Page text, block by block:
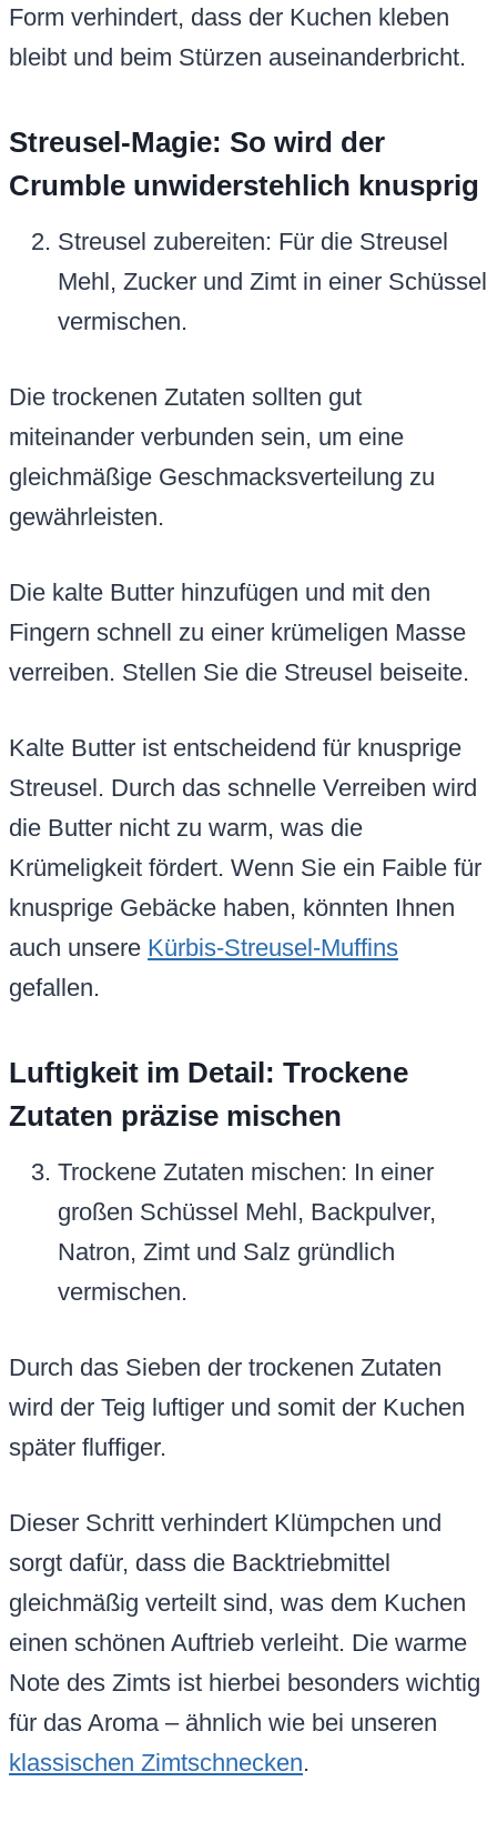
Form verhindert, dass der Kuchen kleben
bleibt und beim Stürzen auseinanderbricht.
Streusel-Magie: So wird der
Crumble unwiderstehlich knusprig
Streusel zubereiten: Für die Streusel
Mehl, Zucker und Zimt in einer Schüssel
vermischen.
Die trockenen Zutaten sollten gut
miteinander verbunden sein, um eine
gleichmäßige Geschmacksverteilung zu
gewährleisten.
Die kalte Butter hinzufügen und mit den
Fingern schnell zu einer krümeligen Masse
verreiben. Stellen Sie die Streusel beiseite.
Kalte Butter ist entscheidend für knusprige
Streusel. Durch das schnelle Verreiben wird
die Butter nicht zu warm, was die
Krümeligkeit fördert. Wenn Sie ein Faible für
knusprige Gebäcke haben, könnten Ihnen
auch unsere Kürbis-Streusel-Muffins
gefallen.
Luftigkeit im Detail: Trockene
Zutaten präzise mischen
Trockene Zutaten mischen: In einer
großen Schüssel Mehl, Backpulver,
Natron, Zimt und Salz gründlich
vermischen.
Durch das Sieben der trockenen Zutaten
wird der Teig luftiger und somit der Kuchen
später fluffiger.
Dieser Schritt verhindert Klümpchen und
sorgt dafür, dass die Backtriebmittel
gleichmäßig verteilt sind, was dem Kuchen
einen schönen Auftrieb verleiht. Die warme
Note des Zimts ist hierbei besonders wichtig
für das Aroma – ähnlich wie bei unseren
klassischen Zimtschnecken.